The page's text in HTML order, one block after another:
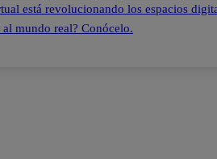
está revolucionando los espacios
al mundo real? Conócelo.